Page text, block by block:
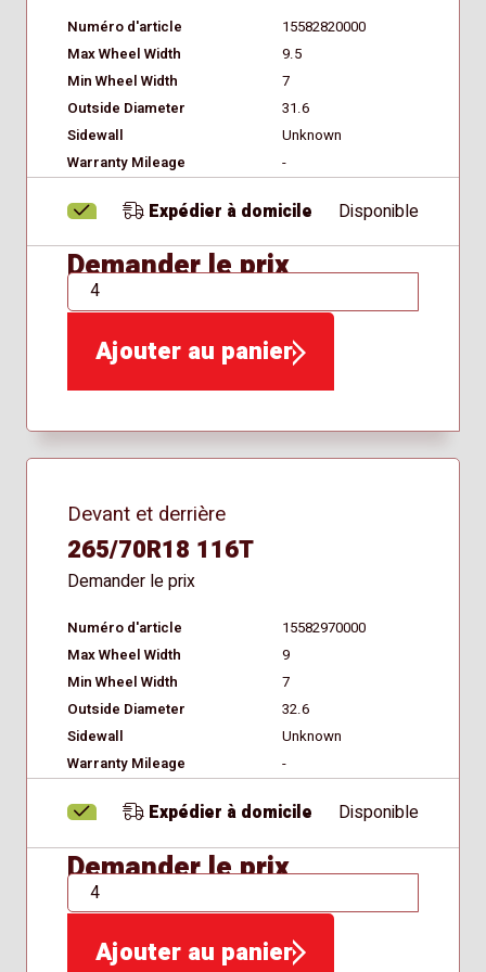
Numéro d'article
15582820000
Max Wheel Width
9.5
Min Wheel Width
7
Outside Diameter
31.6
Sidewall
Unknown
Warranty Mileage
-
Expédier à domicile Disponible
Demander le prix
QTÉ
Ajouter au panier
Devant et derrière
265/70R18 116T
Demander le prix
Numéro d'article
15582970000
Max Wheel Width
9
Min Wheel Width
7
Outside Diameter
32.6
Sidewall
Unknown
Warranty Mileage
-
Expédier à domicile Disponible
Demander le prix
QTÉ
Ajouter au panier